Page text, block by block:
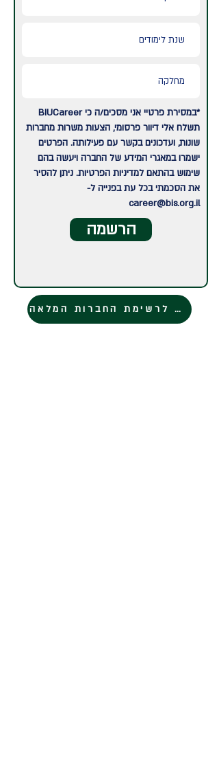
*במסירת פרטיי אני מסכים/ה כי BIUCareer
תשלח אלי דיוור פרסומי, הצעות משרות מחברות
שונות, ועדכונים בקשר עם פעילותה. הפרטים
ישמרו במאגרי המידע של החברה ויעשה בהם
שימוש בהתאם למדיניות הפרטיות. ניתן להסיר
את הסכמתי בכל עת בפנייה ל-
career@bis.org.il
הרשמה
חזרה לרשימת החברות המלאה